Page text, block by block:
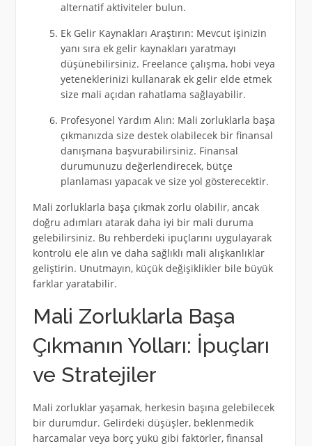
alternatif aktiviteler bulun.
Ek Gelir Kaynakları Araştırın: Mevcut işinizin
yanı sıra ek gelir kaynakları yaratmayı
düşünebilirsiniz. Freelance çalışma, hobi veya
yeteneklerinizi kullanarak ek gelir elde etmek
size mali açıdan rahatlama sağlayabilir.
Profesyonel Yardım Alın: Mali zorluklarla başa
çıkmanızda size destek olabilecek bir finansal
danışmana başvurabilirsiniz. Finansal
durumunuzu değerlendirecek, bütçe
planlaması yapacak ve size yol gösterecektir.
Mali zorluklarla başa çıkmak zorlu olabilir, ancak
doğru adımları atarak daha iyi bir mali duruma
gelebilirsiniz. Bu rehberdeki ipuçlarını uygulayarak
kontrolü ele alın ve daha sağlıklı mali alışkanlıklar
geliştirin. Unutmayın, küçük değişiklikler bile büyük
farklar yaratabilir.
Mali Zorluklarla Başa
Çıkmanın Yolları: İpuçları
ve Stratejiler
Mali zorluklar yaşamak, herkesin başına gelebilecek
bir durumdur. Gelirdeki düşüşler, beklenmedik
harcamalar veya borç yükü gibi faktörler, finansal